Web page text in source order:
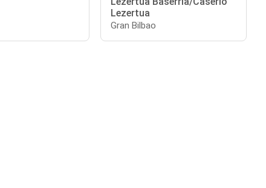
Lezertua
Gran Bilbao